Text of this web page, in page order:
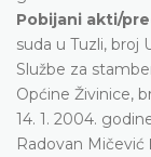
Pobijani akti/
suda u Tuzli, broj
Službe za
Općine Živinice,
14. 1. 2004.
Radovan Mičević